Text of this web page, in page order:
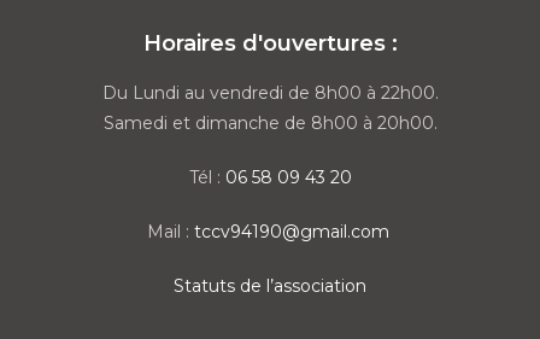
Horaires d'ouvertures :
Du Lundi au vendredi de 8h00 à 22h00.
Samedi et dimanche de 8h00 à 20h00.
Tél : 06 58 09 43 20
Mail : tccv94190@gmail.com
Statuts de l’association